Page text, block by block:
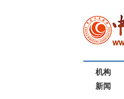
机构
新闻